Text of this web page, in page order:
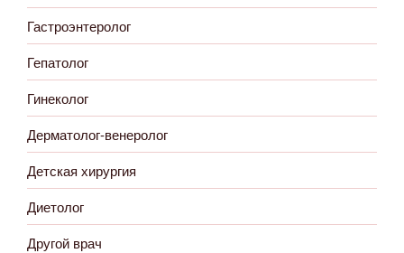
Гастроэнтеролог
Гепатолог
Гинеколог
Дерматолог-венеролог
Детская хирургия
Диетолог
Другой врач